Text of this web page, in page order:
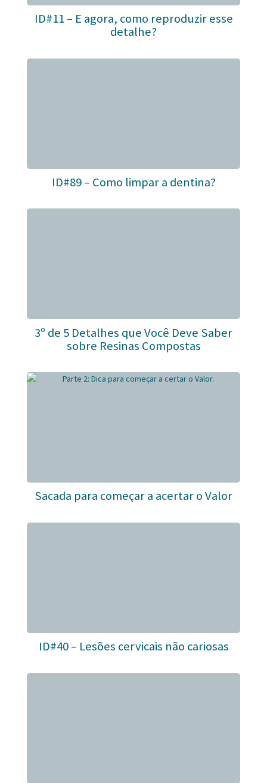
ID#11 – E agora, como reproduzir esse
detalhe?
ID#89 – Como limpar a dentina?
3º de 5 Detalhes que Você Deve Saber
sobre Resinas Compostas
Sacada para começar a acertar o Valor
ID#40 – Lesões cervicais não cariosas